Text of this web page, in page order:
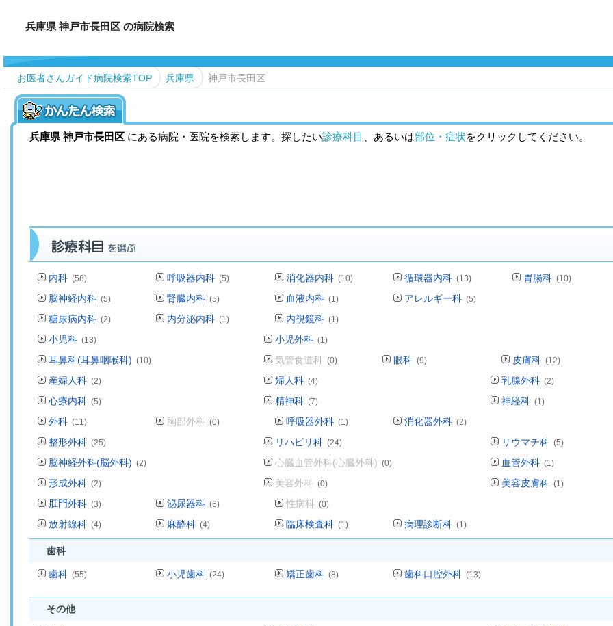
兵庫県 神戸市長田区 の病院検索
お医者さんガイド病院検索TOP 兵庫県 神戸市長田区
兵庫県 神戸市長田区 にある病院・医院を検索します。探したい診療科目 、あるいは部位・症状をクリックしてください。
内科 (58) 呼吸器内科 (5) 消化器内科 (10) 循環器内科 (13) 胃腸科 (10)
脳神経内科 (5) 腎臓内科 (5) 血液内科 (1) アレルギー科 (5)
糖尿病内科 (2) 内分泌内科 (1) 内視鏡科 (1)
小児科 (13) 小児外科 (1)
耳鼻科(耳鼻咽喉科) (10) 気管食道科 (0) 眼科 (9) 皮膚科 (12)
産婦人科 (2) 婦人科 (4) 乳腺外科 (2)
心療内科 (5) 精神科 (7) 神経科 (1)
外科 (11) 胸部外科 (0) 呼吸器外科 (1) 消化器外科 (2)
整形外科 (25) リハビリ科 (24) リウマチ科 (5)
脳神経外科(脳外科) (2) 心臓血管外科(心臓外科) (0) 血管外科 (1)
形成外科 (2) 美容外科 (0) 美容皮膚科 (1)
肛門外科 (3) 泌尿器科 (6) 性病科 (0)
放射線科 (4) 麻酔科 (4) 臨床検査科 (1) 病理診断科 (1)
歯科
歯科 (55) 小児歯科 (24) 矯正歯科 (8) 歯科口腔外科 (13)
その他